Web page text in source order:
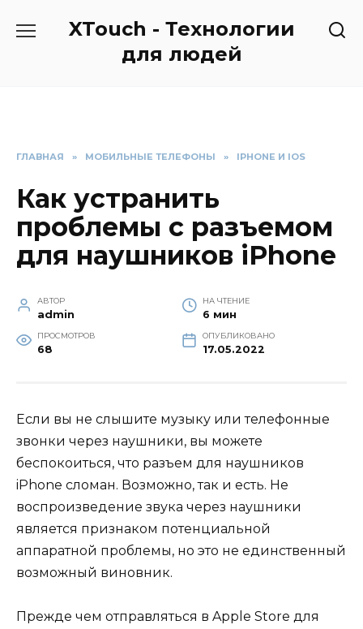
XTouch - Технологии
для людей
ГЛАВНАЯ » МОБИЛЬНЫЕ ТЕЛЕФОНЫ » IPHONE И IOS
Как устранить
проблемы с разъемом
для наушников iPhone
АВТОР
admin
НА ЧТЕНИЕ
6 мин
ПРОСМОТРОВ
68
ОПУБЛИКОВАНО
17.05.2022
Если вы не слышите музыку или телефонные
звонки через наушники, вы можете
беспокоиться, что разъем для наушников
iPhone сломан. Возможно, так и есть. Не
воспроизведение звука через наушники
является признаком потенциальной
аппаратной проблемы, но это не единственный
возможный виновник.
Прежде чем отправляться в Apple Store для